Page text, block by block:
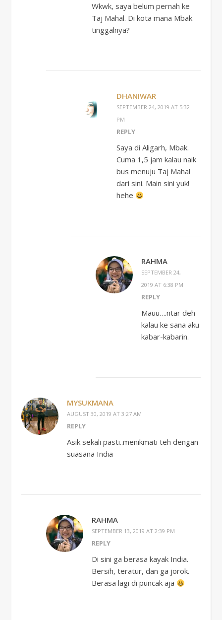
Wkwk, saya belum pernah ke
Taj Mahal. Di kota mana Mbak
tinggalnya?
DHANIWAR
SEPTEMBER 24, 2019 AT 5:32
PM
REPLY
Saya di Aligarh, Mbak.
Cuma 1,5 jam kalau naik
bus menuju Taj Mahal
dari sini. Main sini yuk!
hehe
RAHMA
SEPTEMBER 24,
2019 AT 6:38 PM
REPLY
Mauu….ntar deh
kalau ke sana aku
kabar-kabarin.
MYSUKMANA
AUGUST 30, 2019 AT 3:27 AM
REPLY
Asik sekali pasti..menikmati teh dengan
suasana India
RAHMA
SEPTEMBER 13, 2019 AT 2:39 PM
REPLY
Di sini ga berasa kayak India.
Bersih, teratur, dan ga jorok.
Berasa lagi di puncak aja